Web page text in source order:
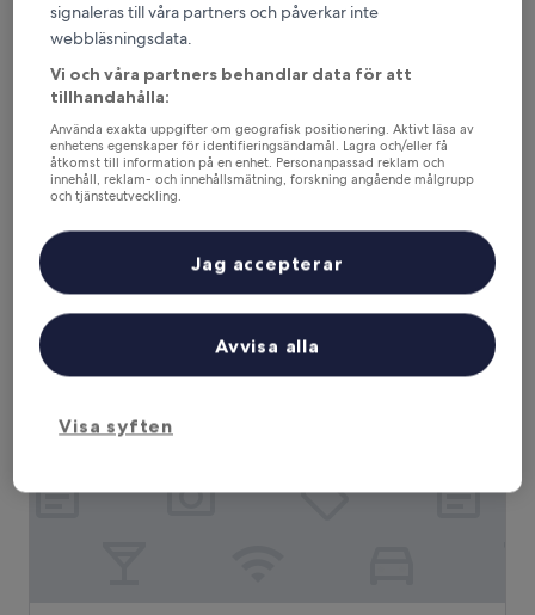
Home Hotel Bristol
Home Hotel Bristol
3.0-
stjärnigt
boende
3,5 km från Ingestrand
av
10,
Fantastiskt,
(1 001 recensioner)
1 405 kr
1 405 kr
inklusive skatter och avgifter
28 aug. – 29 aug.
Jennys Hotell och Restaurang
signaleras till våra partners och påverkar inte
webbläsningsdata.
Vi och våra partners behandlar data för att
tillhandahålla:
Använda exakta uppgifter om geografisk positionering. Aktivt läsa av
enhetens egenskaper för identifieringsändamål. Lagra och/eller få
åtkomst till information på en enhet. Personanpassad reklam och
innehåll, reklam- och innehållsmätning, forskning angående målgrupp
och tjänsteutveckling.
Visa syften
Avvisa alla
Jag accepterar